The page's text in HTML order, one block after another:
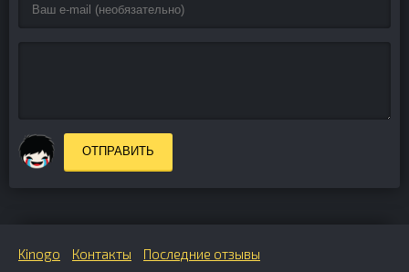
ОТПРАВИТЬ
Kinogo Контакты Последние отзывы